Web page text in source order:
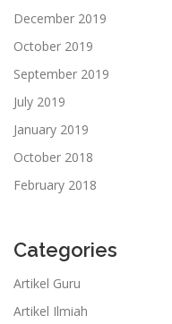
December 2019
October 2019
September 2019
July 2019
January 2019
October 2018
February 2018
Categories
Artikel Guru
Artikel Ilmiah